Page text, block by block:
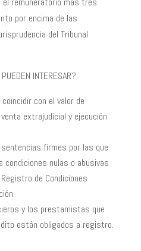
por encima de las
del Tribunal
INTERESAR?
coincidir con el valor de
extrajudicial y ejecución
firmes por las que
condiciones nulas o abusivas
de Condiciones
y los prestamistas que
están obligados a registro.